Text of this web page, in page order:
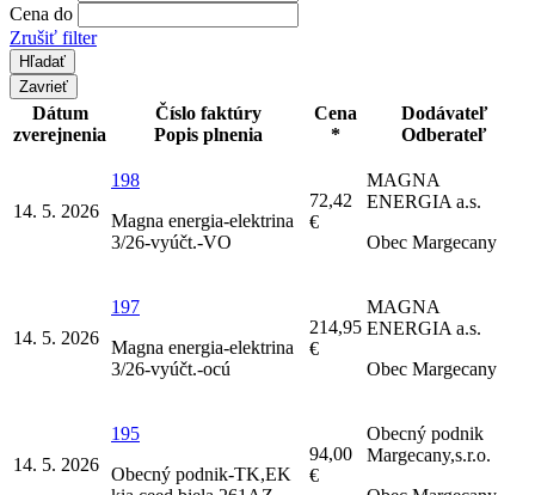
Cena do
Zrušiť filter
Zavrieť
Dátum
zverejnenia
Číslo faktúry
Popis plnenia
Cena
*
Dodávateľ
Odberateľ
14. 5. 2026
198
Magna energia-elektrina
3/26-vyúčt.-VO
72,42
€
MAGNA
ENERGIA a.s.
Obec Margecany
14. 5. 2026
197
Magna energia-elektrina
3/26-vyúčt.-ocú
214,95
€
MAGNA
ENERGIA a.s.
Obec Margecany
14. 5. 2026
195
Obecný podnik-TK,EK
94,00
€
Obecný podnik
Margecany,s.r.o.